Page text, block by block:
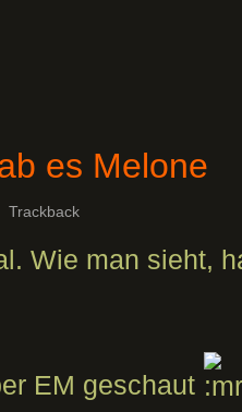
es Melone
Trackback
Wie man sieht,
EM geschaut